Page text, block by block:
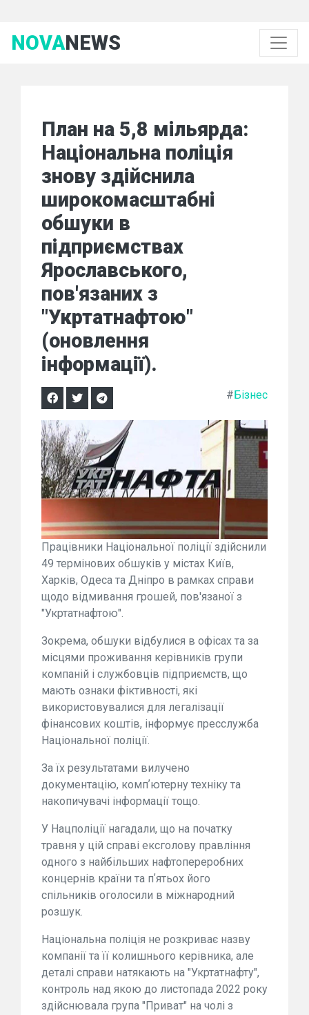
NOVANEWS
План на 5,8 мільярда:
Національна поліція
знову здійснила
широкомасштабні
обшуки в
підприємствах
Ярославського,
пов'язаних з
"Укртатнафтою"
(оновлення
інформації).
#Бізнес
Працівники Національної поліції здійснили
49 термінових обшуків у містах Київ,
Харків, Одеса та Дніпро в рамках справи
щодо відмивання грошей, пов'язаної з
"Укртатнафтою".
Зокрема, обшуки відбулися в офісах та за
місцями проживання керівників групи
компаній і службовців підприємств, що
мають ознаки фіктивності, які
використовувалися для легалізації
фінансових коштів, інформує пресслужба
Національної поліції.
За їх результатами вилучено
документацію, компʼютерну техніку та
накопичувачі інформації тощо.
У Нацполіції нагадали, що на початку
травня у цій справі ексголову правління
одного з найбільших нафтопереробних
концернів країни та пʼятьох його
спільників оголосили в міжнародний
розшук.
Національна поліція не розкриває назву
компанії та її колишнього керівника, але
деталі справи натякають на "Укртатнафту",
контроль над якою до листопада 2022 року
здійснювала група "Приват" на чолі з